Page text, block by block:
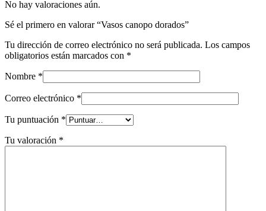
No hay valoraciones aún.
Sé el primero en valorar “Vasos canopo dorados”
Tu dirección de correo electrónico no será publicada. Los campos
obligatorios están marcados con *
Nombre *
Correo electrónico *
Tu puntuación *
Tu valoración *